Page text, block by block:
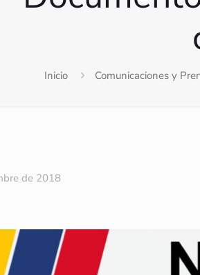
Inicio Comunicaciones y
de 2018